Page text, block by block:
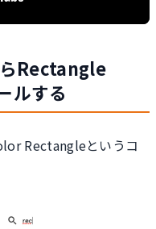
Rectangle
ルする
Rectangleというコ